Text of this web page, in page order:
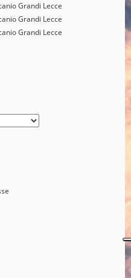
Grandi Lecce
Grandi Lecce
Grandi Lecce